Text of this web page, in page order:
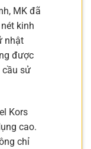
MK đã
kinh
nhật
được
cầu sử
Kors
cao.
chỉ